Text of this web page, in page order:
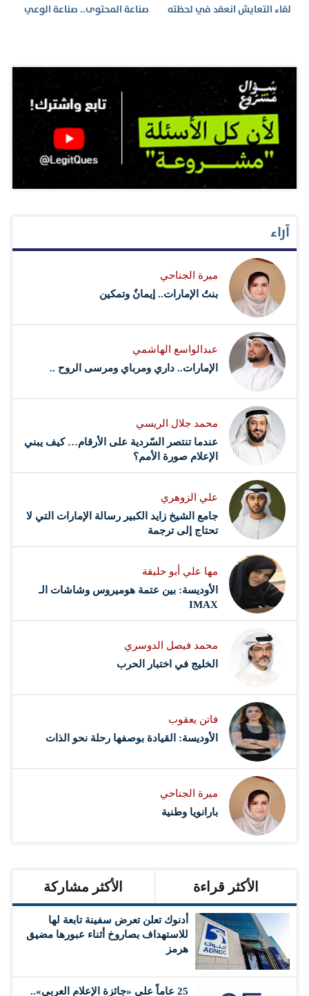
لقاء التعايش انعقد في لحظته صناعة المحتوى.. صناعة الوعي
آراء
ميرة الجناحي
بنتُ الإمارات.. إيمانٌ وتمكين
عبدالواسع الهاشمي
الإمارات.. داري ومرباي ومرسى الروح ..
محمد جلال الريسي
عندما تنتصر السّردية على الأرقام… كيف يبني
الإعلام صورة الأمم؟
علي الزوهري
جامع الشيخ زايد الكبير رسالة الإمارات التي لا
تحتاج إلى ترجمة
مها علي أبو حليقة
الأوديسة: بين عتمة هوميروس وشاشات الـ
IMAX
محمد فيصل الدوسري ​
‏الخليج في اختبار الحرب
فاتن يعقوب
الأوديسة: القيادة بوصفها رحلة نحو الذات
ميرة الجناحي
بارانويا وطنية
الأكثر قراءة الأكثر مشاركة
أدنوك تعلن تعرض سفينة تابعة لها
للاستهداف بصاروخ أثناء عبورها مضيق
هرمز
25 عاماً على «جائزة الإعلام العربي»..